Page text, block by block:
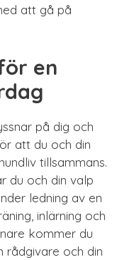
att gå på
en
på dig och
att du och din
tillsammans.
du och din valp
ledning av en
inlärning och
kommer du
rådgivare och din